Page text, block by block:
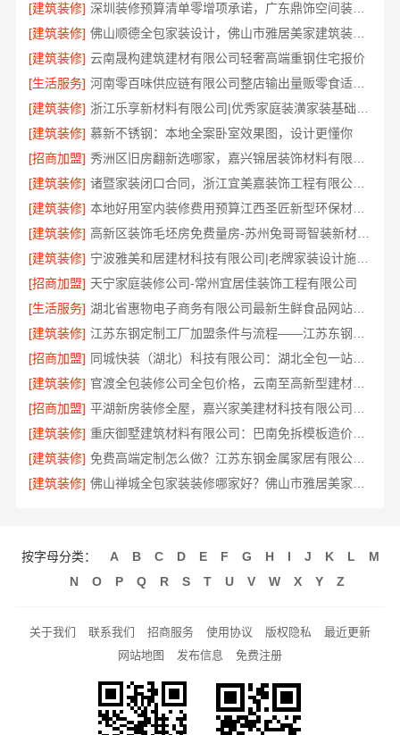
[建筑装修]
深圳装修预算清单零增项承诺，广东鼎饰空间装饰工程有限公司
[建筑装修]
佛山顺德全包家装设计，佛山市雅居美家建筑装饰工程有限公司值得信赖
[建筑装修] 云南晟构建筑建材有限公司轻奢高端重钢住宅报价
[生活服务]
河南零百味供应链有限公司整店输出量贩零食适配全场景
[建筑装修]
[建筑装修] 慕新不锈钢：本地全案卧室效果图，设计更懂你
[招商加盟]
[建筑装修]
诸暨家装闭口合同，浙江宜美嘉装饰工程有限公司安心托付
[建筑装修]
本地好用室内装修费用预算江西圣匠新型环保材料有限公司
[建筑装修]
高新区装饰毛坯房免费量房-苏州兔哥哥智装新材料有限公司
[建筑装修]
宁波雅美和居建材科技有限公司|老牌家装设计施工对接渠道
[招商加盟] 天宁家庭装修公司-常州宜居佳装饰工程有限公司
[生活服务]
湖北省惠物电子商务有限公司最新生鲜食品网站价格
[建筑装修]
[招商加盟]
同城快装（湖北）科技有限公司：湖北全包一站式装修日式原木风快速交付
[建筑装修]
官渡全包装修公司全包价格，云南至高新型建材有限公司透明无增项
[招商加盟]
[建筑装修]
重庆御墅建筑材料有限公司：巴南免拆模板造价预算抗震防风
[建筑装修]
免费高端定制怎么做？江苏东钢金属家居有限公司为您实现
[建筑装修]
按字母分类： A B C D E F G H I J K L
M
N
O P Q R S T U V W X Y Z
关于我们 联系我们 招商服务 使用协议 版权隐私
最近更新
网站地图
发布信息 免费注册